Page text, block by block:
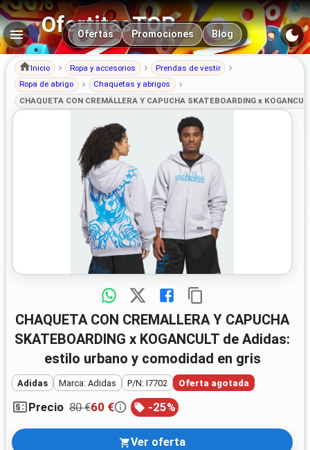
OfertitasTOP
Navegación principal
Ofertas Promociones Blog
Inicio Ropa y accesorios
Prendas de vestir
Ropa de abrigo
Chaquetas y abrigos
CHAQUETA CON CREMALLERA Y CAPUCHA SKATEBOARDING x
CHAQUETA CON CREMALLERA Y CAPUCHA
SKATEBOARDING x KOGANCULT de Adidas:
estilo urbano y comodidad en gris
Adidas Marca: Adidas P/N: I7702 Oferta agotada
Precio 80 €60 € -25%
Ver oferta